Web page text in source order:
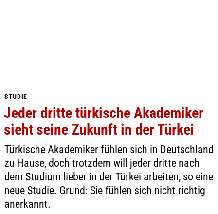
STUDIE
Jeder dritte türkische Akademiker
sieht seine Zukunft in der Türkei
Türkische Akademiker fühlen sich in Deutschland
zu Hause, doch trotzdem will jeder dritte nach
dem Studium lieber in der Türkei arbeiten, so eine
neue Studie. Grund: Sie fühlen sich nicht richtig
anerkannt.